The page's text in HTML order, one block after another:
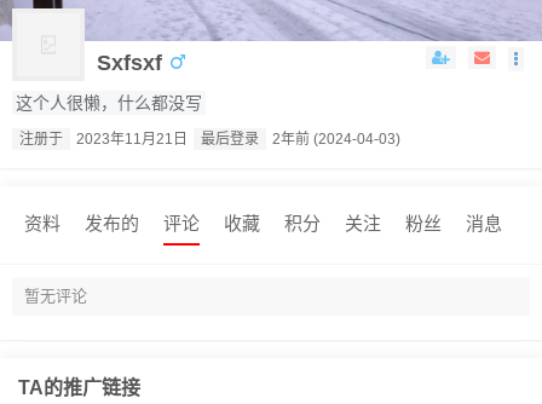
Sxfsxf
这个人很懒，什么都没写
注册于 2023年11月21日 最后登录 2年前 (2024-04-03)
资料 发布的 评论 收藏 积分 关注 粉丝 消息
暂无评论
TA的推广链接